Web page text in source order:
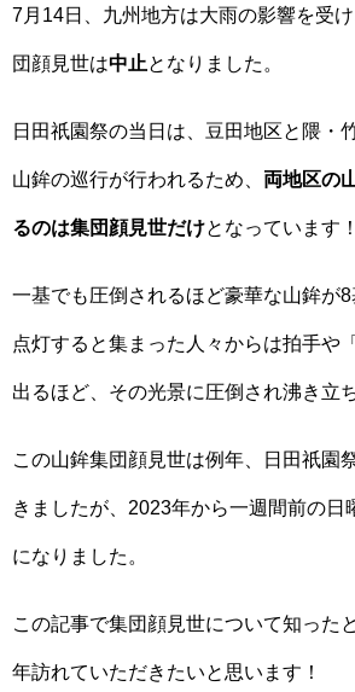
7月14日、九州地方は大雨の影響を受
団顔見世は中止 となりました。
日田祇園祭の当日は、豆田地区と隈・
山鉾の巡行が行われるため、 両地区の
るのは集団顔見世だけとなっています！
一基でも圧倒されるほど豪華な山鉾が
点灯すると集まった人々からは拍手や
出るほど、その光景に圧倒され沸き立
この山鉾集団顔見世は例年、日田祇園
きましたが、2023年から一週間前の日
になりました。
この記事で集団顔見世について知った
年訪れていただきたいと思います！